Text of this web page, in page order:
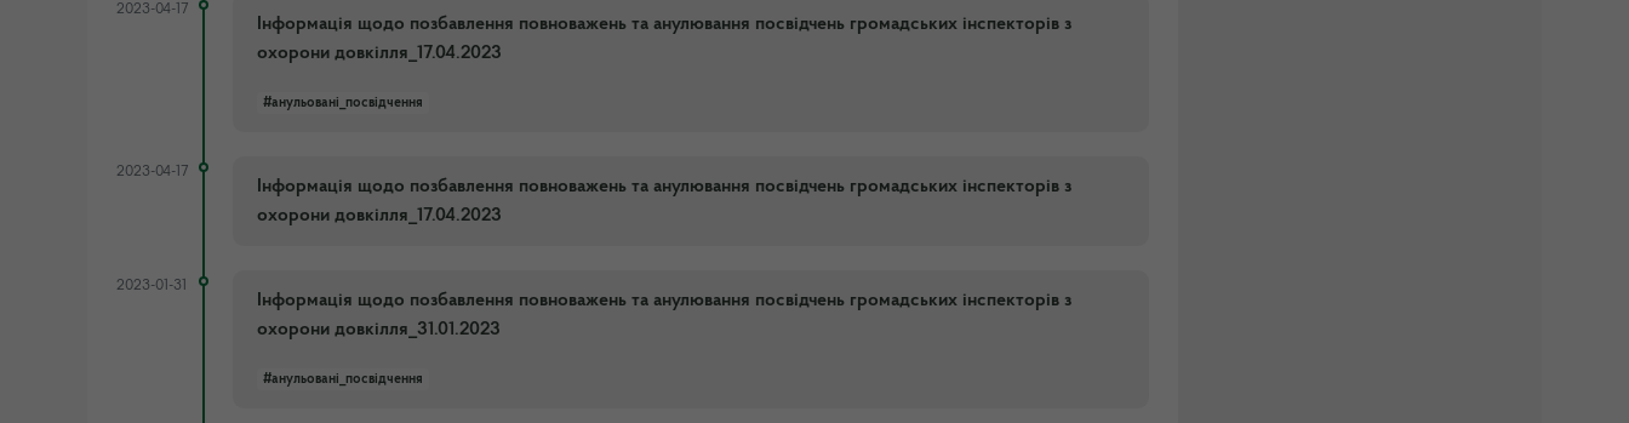
2023-04-17
Інформація щодо позбавлення повноважень та анулювання посвідчень громадських інспекторів з
охорони довкілля_17.04.2023
#анульовані_посвідчення
2023-04-17
Інформація щодо позбавлення повноважень та анулювання посвідчень громадських інспекторів з
охорони довкілля_17.04.2023
2023-01-31
Інформація щодо позбавлення повноважень та анулювання посвідчень громадських інспекторів з
охорони довкілля_31.01.2023
#анульовані_посвідчення